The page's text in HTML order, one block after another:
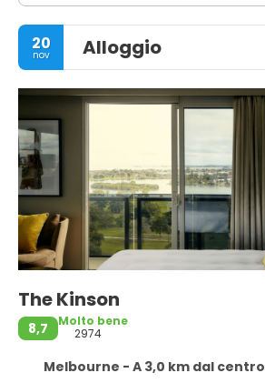
20
nov Alloggio
The Kinson
8,7
Molto bene
2974
Melbourne - A 3,0 km dal centro